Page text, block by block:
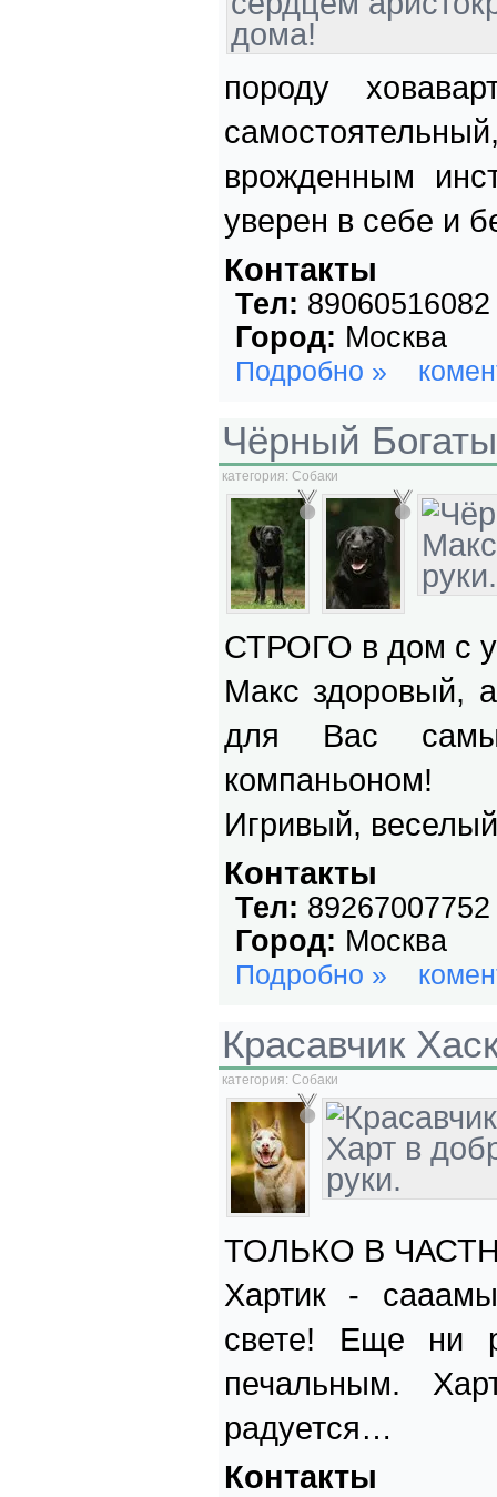
породу
врожденным
уверен в себе и
Контакты
Тел: 89060516082
Город: Москва
Подробно »
Чёрный
категория: Собаки
СТРОГО в дом с
Макс здоровый,
для Вас
компаньоном!
Игривый,
Контакты
Тел: 89267007752
Город: Москва
Подробно »
Красавчик
категория: Собаки
ТОЛЬКО В
Хартик -
свете! Еще ни
печальным.
радуется…
Контакты